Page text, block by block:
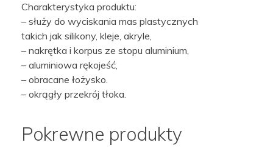
Charakterystyka produktu:
– służy do wyciskania mas plastycznych
takich jak silikony, kleje, akryle,
– nakrętka i korpus ze stopu aluminium,
– aluminiowa rękojeść,
– obracane łożysko.
– okrągły przekrój tłoka.
Pokrewne produkty